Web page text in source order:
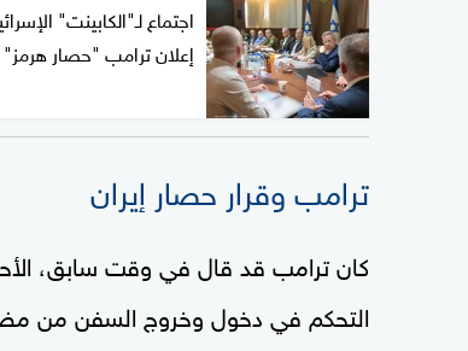
اجتماع لـ"الكابينت"
إعلان ترامب "حصار هرمز"
ترامب وقرار حصار إيران
كان ترامب قد قال في وقت سابق،
التحكم في دخول وخروج السفن من